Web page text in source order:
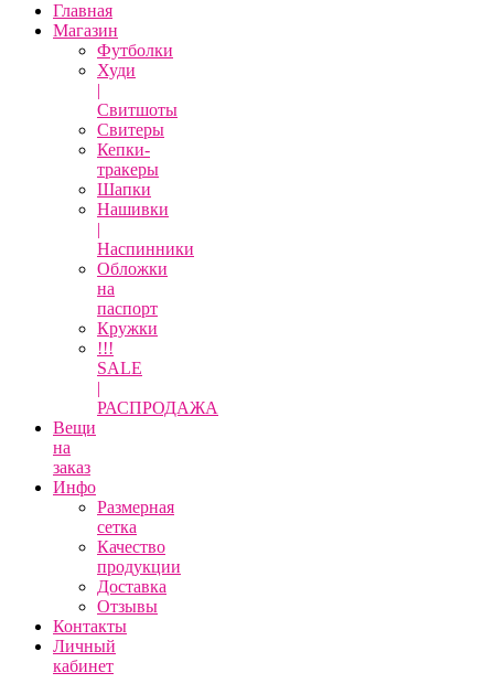
Главная
Магазин
Футболки
Худи
|
Свитшоты
Свитеры
Кепки-
тракеры
Шапки
Нашивки
|
Наспинники
Обложки
на
паспорт
Кружки
!!!
SALE
|
РАСПРОДАЖА
Вещи
на
заказ
Инфо
Размерная
сетка
Качество
продукции
Доставка
Отзывы
Контакты
Личный
кабинет